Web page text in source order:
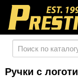
Ручки с